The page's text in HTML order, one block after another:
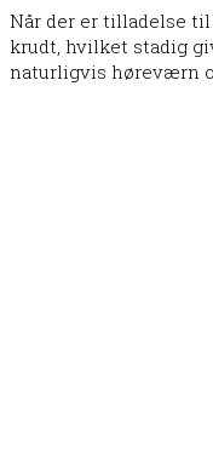
Når der er tilladelse til
krudt, hvilket stadig
naturligvis høreværn